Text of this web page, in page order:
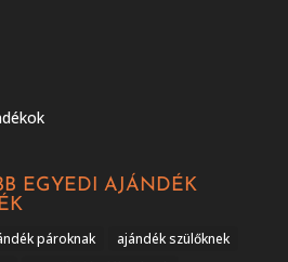
EGYEDI AJÁNDÉK
pároknak
ajándék szülőknek